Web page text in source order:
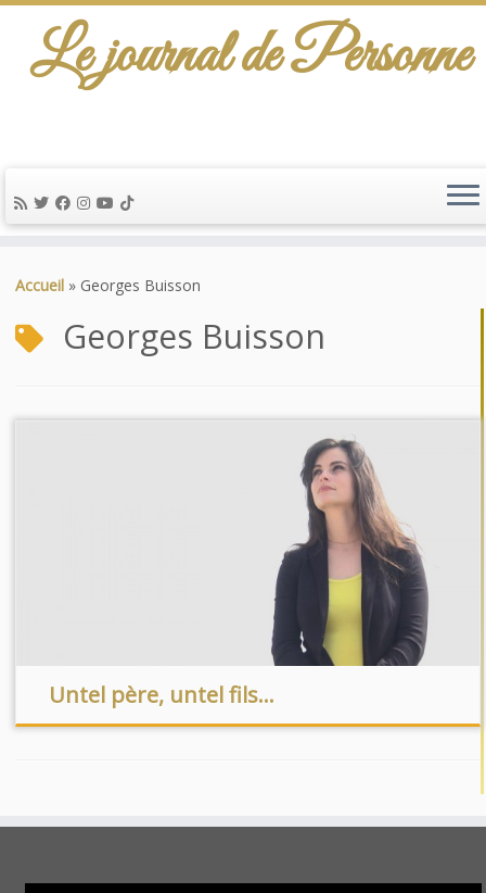
au
Le journal de Personne
Accueil » Georges Buisson
Georges Buisson
Untel père, untel fils…